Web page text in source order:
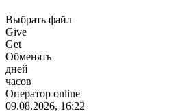
Выбрать файл
Give
Get
Обменять
дней
часов
Оператор online
09.08.2026, 16:22